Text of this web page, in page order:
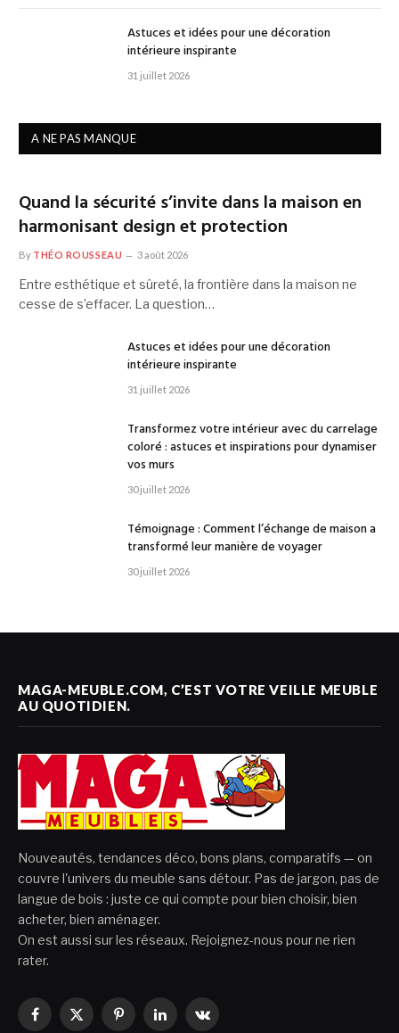
Astuces et idées pour une décoration
intérieure inspirante
31 juillet 2026
A NE PAS MANQUE
Quand la sécurité s’invite dans la maison en
harmonisant design et protection
By THÉO ROUSSEAU 3 août 2026
Entre esthétique et sûreté, la frontière dans la maison ne
cesse de s’effacer. La question…
Astuces et idées pour une décoration
intérieure inspirante
31 juillet 2026
Transformez votre intérieur avec du carrelage
coloré : astuces et inspirations pour dynamiser
vos murs
30 juillet 2026
Témoignage : Comment l’échange de maison a
transformé leur manière de voyager
30 juillet 2026
MAGA-MEUBLE.COM, C’EST VOTRE VEILLE MEUBLE
AU QUOTIDIEN.
Nouveautés, tendances déco, bons plans, comparatifs — on
couvre l'univers du meuble sans détour. Pas de jargon, pas de
langue de bois : juste ce qui compte pour bien choisir, bien
acheter, bien aménager.
On est aussi sur les réseaux. Rejoignez-nous pour ne rien
rater.
Facebook
X
PinterestLinkedInVKontakte